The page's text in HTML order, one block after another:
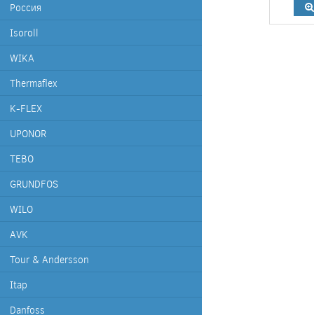
Россия
Isoroll
WIKA
Thermaflex
K-FLEX
UPONOR
TEBO
GRUNDFOS
WILO
AVK
Tour & Andersson
Itap
Danfoss